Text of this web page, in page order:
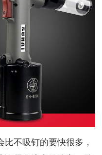
比不吸钉的要快很多，